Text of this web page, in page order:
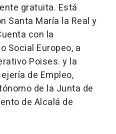
gratuita. Está
Santa María la Real y
con la
Social Europeo, a
Poises. y la
de Empleo,
de la Junta de
de Alcalá de